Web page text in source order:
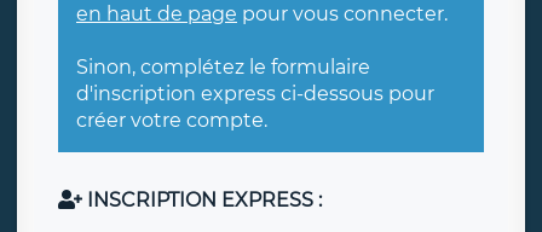
en haut de page pour vous connecter.
Sinon, complétez le formulaire
d'inscription express ci-dessous pour
créer votre compte.
INSCRIPTION EXPRESS :